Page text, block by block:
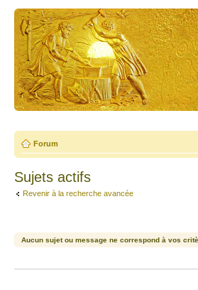
Forum
Sujets actifs
Revenir à la recherche avancée
Aucun sujet ou message ne correspond à vos